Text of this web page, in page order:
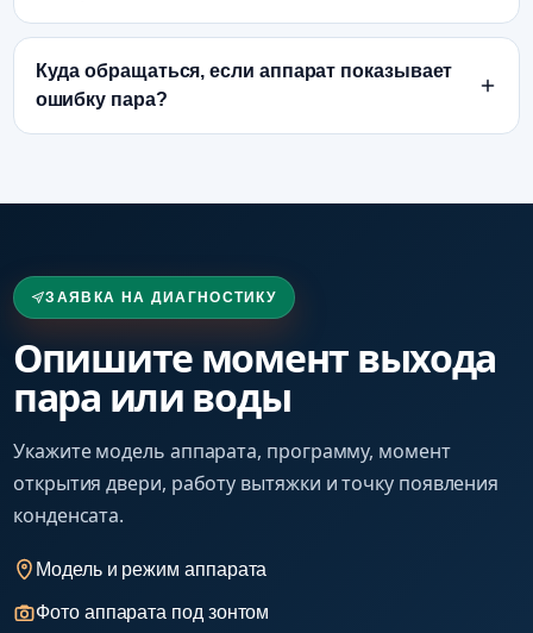
Куда обращаться, если аппарат показывает
ошибку пара?
ЗАЯВКА НА ДИАГНОСТИКУ
Опишите момент выхода
пара или воды
Укажите модель аппарата, программу, момент
открытия двери, работу вытяжки и точку появления
конденсата.
Модель и режим аппарата
Фото аппарата под зонтом